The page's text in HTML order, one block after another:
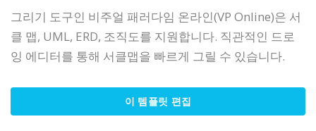
그리기 도구인 비주얼 패러다임 온라인(VP Online)은 서
클 맵, UML, ERD, 조직도를 지원합니다. 직관적인 드로
잉 에디터를 통해 서클맵을 빠르게 그릴 수 있습니다.
이 템플릿 편집